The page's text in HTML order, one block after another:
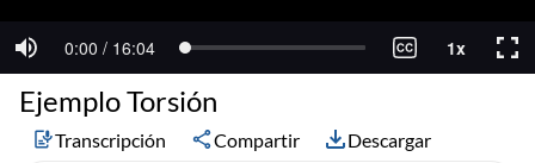
Ejemplo Torsión
Transcripción Compartir Descargar